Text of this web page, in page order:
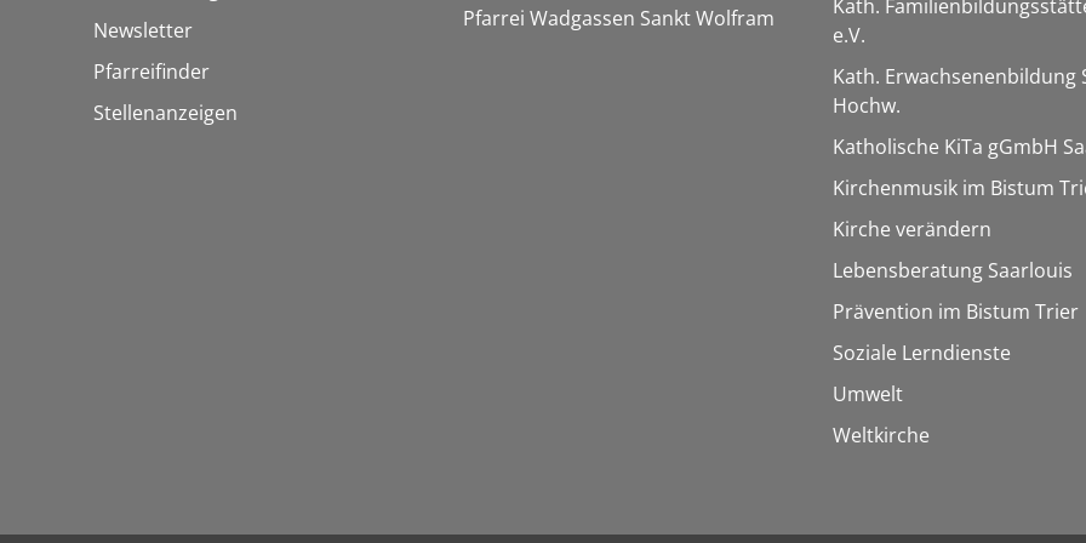
Newsletter
Pfarreifinder
Stellenanzeigen
Pfarrei Wadgassen Sankt Wolfram
Kath.
e.V.
Kath. Erwachsenenbildung
Hochw.
Katholische KiTa gGmbH
Kirchenmusik im Bistum
Kirche verändern
Lebensberatung Saarlouis
Prävention im Bistum Trier
Soziale Lerndienste
Umwelt
Weltkirche